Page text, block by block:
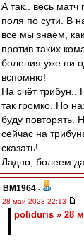
А так.. весь
поля по сути. В
все мы знаем,
против таких
боления уже ни
вспомню!
На счёт трибун..
так громко. Но
буду повторять.
сейчас на
сказать!
Ладно, болеем
BM1964 -
28 май 2023 22:13
poliduris » 28